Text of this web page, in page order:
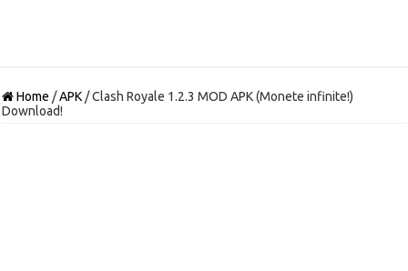
Home /APK /Clash Royale 1.2.3 MOD APK (Monete infinite!)
Download!